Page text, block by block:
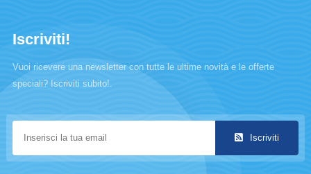
Iscriviti!
Vuoi ricevere una newsletter con tutte le ultime novità e le offerte
speciali? Iscriviti subito!.
Iscriviti